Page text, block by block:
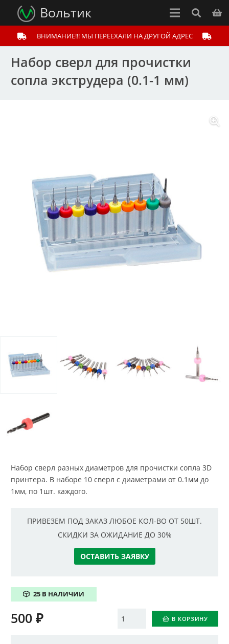
Вольтик
ВНИМАНИЕ!!! МЫ ПЕРЕЕХАЛИ НА ДРУГОЙ АДРЕС
Набор сверл для прочистки
сопла экструдера (0.1-1 мм)
Набор сверл разных диаметров для прочистки сопла 3D
принтера. В наборе 10 сверл с диаметрами от 0.1мм до
1мм, по 1шт. каждого.
ПРИВЕЗЕМ ПОД ЗАКАЗ ЛЮБОЕ КОЛ-ВО ОТ 50ШТ.
СКИДКИ ЗА ОЖИДАНИЕ ДО 30%
ОСТАВИТЬ ЗАЯВКУ
25 В НАЛИЧИИ
Количество В КОРЗИНУ
500 ₽